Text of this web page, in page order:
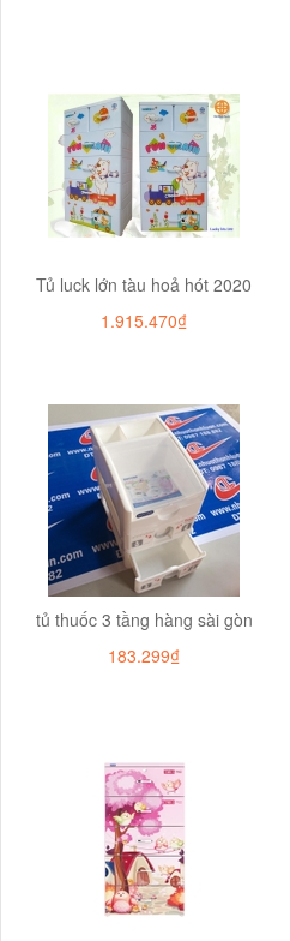
Tủ luck lớn tàu hoả hót 2020
1.915.470₫
tủ thuốc 3 tầng hàng sài gòn
183.299₫